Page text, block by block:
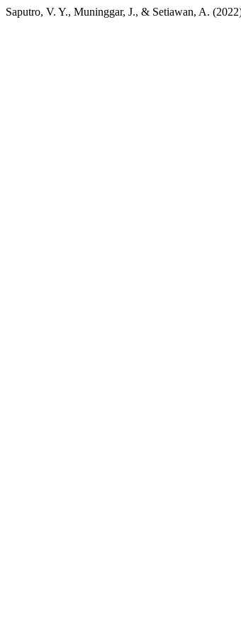
Saputro, V. Y., Muninggar, J., & Setiawan, A.